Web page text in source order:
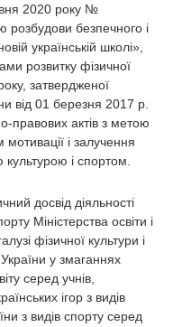
2020 року №
розбудови безпечного і
українській школі»,
розвитку фізичної
затвердженої
від 01 березня 2017 р.
правових актів з метою
і залучення
і спортом.
досвід діяльності
Міністерства освіти і
фізичної культури і
у змаганнях
серед учнів,
ігор з видів
з видів спорту серед